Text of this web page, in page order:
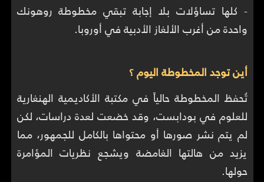
- كلها تساؤلات بلا إجابة تبقي مخطوطة روهونك
واحدة من أغرب الألغاز الأدبية في أوروبا.
أين توجد المخطوطة اليوم ؟
تُحفظ المخطوطة حالياً في مكتبة الأكاديمية الهنغارية
للعلوم في بودابست، وقد خضعت لعدة دراسات، لكن
لم يتم نشر صورها أو محتواها بالكامل للجمهور، مما
يزيد من هالتها الغامضة ويشجع نظريات المؤامرة
حولها.